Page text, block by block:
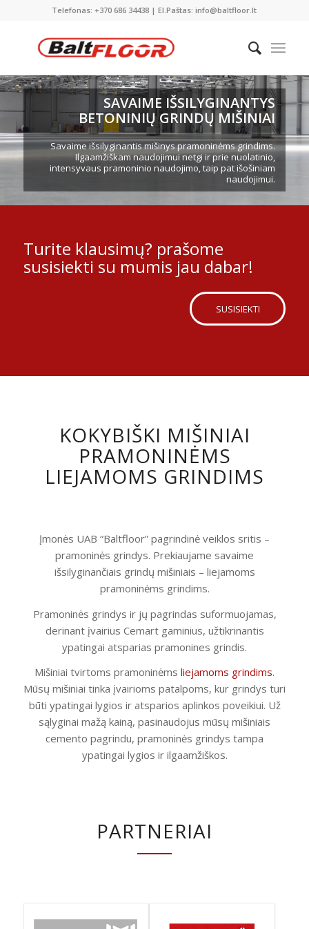
Telefonas: +370 686 34438 | El.Paštas: info@baltfloor.lt
SAVAIME IŠSILYGINANTYS
BETONINIŲ GRINDŲ MIŠINIAI
Savaime išsilyginantis mišinys pramoninėms grindims.
Ilgaamžiškam naudojimui netgi ir prie nuolatinio,
intensyvaus pramoninio naudojimo, taip pat išošiniam
naudojimui.
Turite klausimų? prašome
susisiekti su mumis jau dabar!
SUSISIEKTI
KOKYBIŠKI MIŠINIAI
PRAMONINĖMS
LIEJAMOMS GRINDIMS
Įmonės UAB “Baltfloor” pagrindinė veiklos sritis –
pramoninės grindys. Prekiaujame savaime
išsilyginančiais grindų mišiniais – liejamoms
pramoninėms grindims.
Pramoninės grindys ir jų pagrindas suformuojamas,
derinant įvairius Cemart gaminius, užtikrinantis
ypatingai atsparias pramonines grindis.
Mišiniai tvirtoms pramoninėms liejamoms grindims.
Mūsų mišiniai tinka įvairioms patalpoms, kur grindys turi
būti ypatingai lygios ir atsparios aplinkos poveikiui. Už
sąlyginai mažą kainą, pasinaudojus mūsų mišiniais
cemento pagrindu, pramoninės grindys tampa
ypatingai lygios ir ilgaamžiškos.
PARTNERIAI